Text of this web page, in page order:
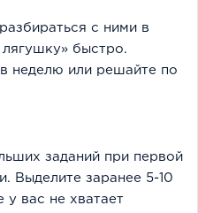
с ними в
быстро.
неделю или решайте по
заданий при первой
Выделите заранее 5-10
у вас не хватает